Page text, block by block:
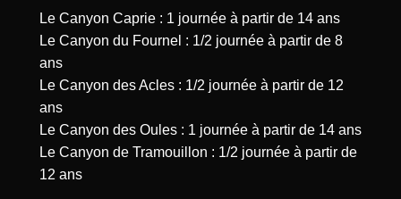
Le Canyon Caprie : 1 journée à partir de 14 ans
Le Canyon du Fournel : 1/2 journée à partir de 8
ans
Le Canyon des Acles : 1/2 journée à partir de 12
ans
Le Canyon des Oules : 1 journée à partir de 14 ans
Le Canyon de Tramouillon : 1/2 journée à partir de
12 ans